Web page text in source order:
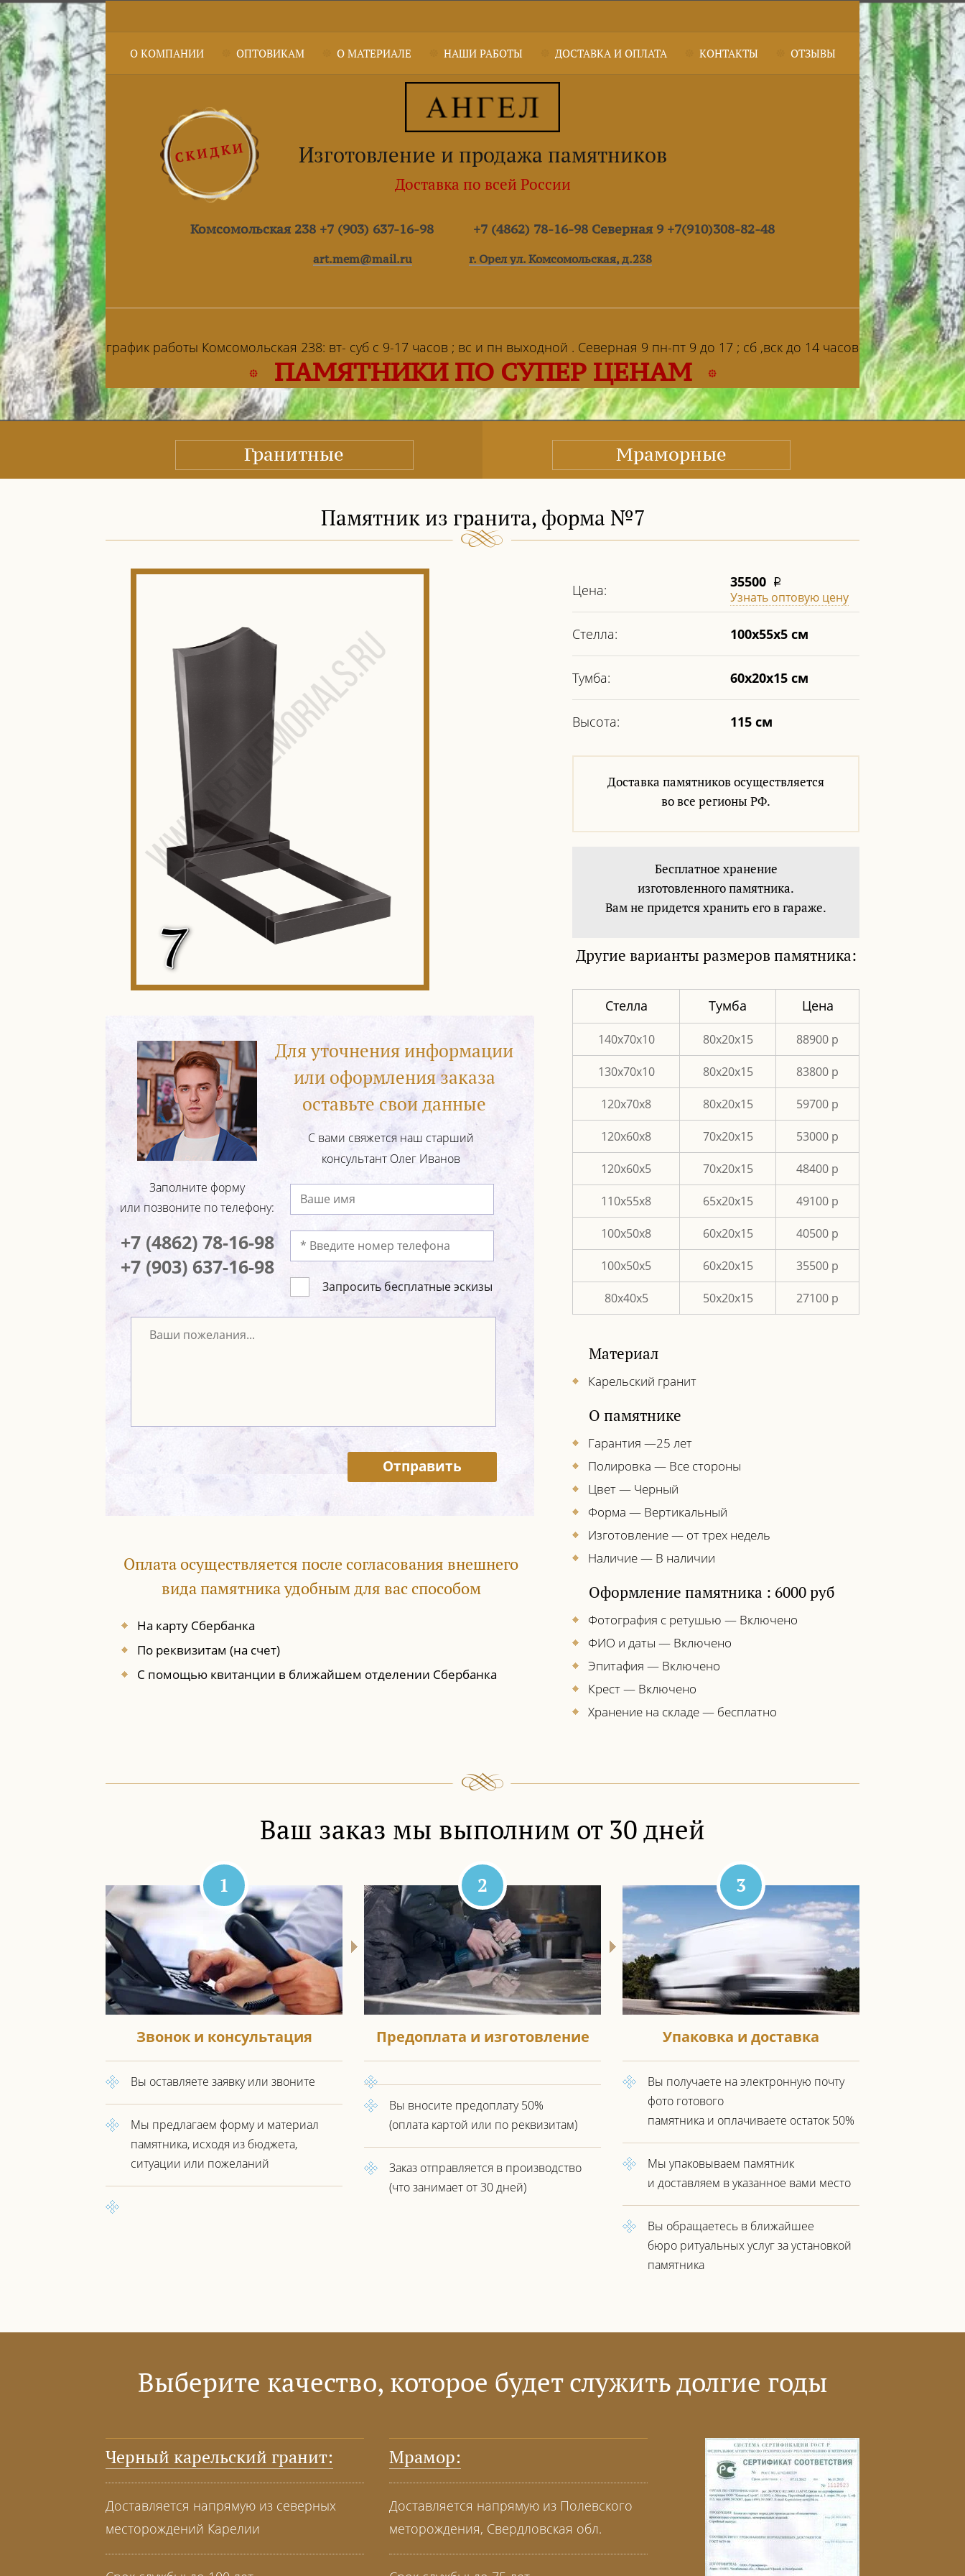
О КОМПАНИИ ОПТОВИКАМ О МАТЕРИАЛЕ НАШИ РАБОТЫ ДОСТАВКА И ОПЛАТА КОНТАКТЫ ОТЗЫВЫ
Изготовление и продажа памятников
Доставка по всей России
Комсомольская 238 +7 (903) 637-16-98 +7 (4862) 78-16-98 Северная 9 +7(910)308-82-48
art.mem@mail.ru г. Орел ул. Комсомольская, д.238
график работы Комсомольская 238: вт- суб с 9-17 часов ; вс и пн выходной . Северная 9 пн-пт 9 до 17 ; сб ,вск до 14 часов
ПАМЯТНИКИ ПО СУПЕР ЦЕНАМ
Гранитные Мраморные
Памятник из гранита, форма №7
Заполните форму
или позвоните по телефону:
+7 (4862) 78-16-98
+7 (903) 637-16-98
Для уточнения информации
или оформления заказа
оставьте свои данные
С вами свяжется наш старший
консультант Олег Иванов
Запросить бесплатные эскизы
Отправить
Оплата осуществляется после согласования внешнего
вида памятника удобным для вас способом
На карту Сбербанка
По реквизитам (на счет)
С помощью квитанции в ближайшем отделении Сбербанка
Цена: 35500 i
Узнать оптовую цену
Стелла: 100х55х5 см
Тумба: 60x20x15 см
Высота: 115 см
Доставка памятников осуществляется
во все регионы РФ.
Бесплатное хранение
изготовленного памятника.
Вам не придется хранить его в гараже.
Другие варианты размеров памятника:
Стелла Тумба Цена
140x70x10 80x20x15 88900 p
130х70х10 80х20х15 83800 p
120х70х8 80х20х15 59700 p
120х60х8 70х20х15 53000 p
120х60х5 70х20х15 48400 p
110х55х8 65х20х15 49100 p
100х50х8 60х20х15 40500 p
100х50х5 60х20х15 35500 p
80х40х5 50х20х15 27100 р
Материал
Карельский гранит
О памятнике
Гарантия —25 лет
Полировка — Все стороны
Цвет — Черный
Форма — Вертикальный
Изготовление — от трех недель
Наличие — В наличии
Оформление памятника : 6000 руб
Фотография с ретушью — Включено
ФИО и даты — Включено
Эпитафия — Включено
Крест — Включено
Хранение на складе — бесплатно
Ваш заказ мы выполним от 30 дней
1
Звонок и консультация
Вы оставляете заявку или звоните
Мы предлагаем форму и материал
памятника, исходя из бюджета,
ситуации или пожеланий
2
Предоплата и изготовление
Вы вносите предоплату 50%
(оплата картой или по реквизитам)
Заказ отправляется в производство
(что занимает от 30 дней)
3
Упаковка и доставка
Вы получаете на электронную почту
фото готового
памятника и оплачиваете остаток 50%
Мы упаковываем памятник
и доставляем в указанное вами место
Вы обращаетесь в ближайшее
бюро ритуальных услуг за установкой
памятника
Выберите качество, которое будет служить долгие годы
Черный карельский гранит:
Доставляется напрямую из северных
месторождений Карелии
Мрамор:
Доставляется напрямую из Полевского
меторождения, Свердловская обл.